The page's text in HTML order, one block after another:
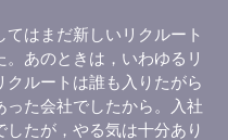
はまだ新しいリクルート
あのときは，いわゆるリ
ルートは誰も入りたがら
った会社でしたから。入社
たが，やる気は十分あり